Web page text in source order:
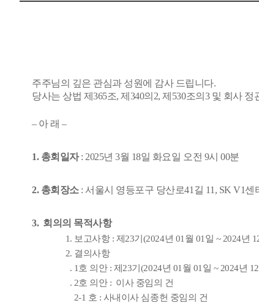
주주님의 깊은 관심과 성원에 감사 드립니다.
당사는 상법 제365조, 제340의2, 제530조의3 및 회사
– 아 래 –
1. 총회일자: 2025년 3월 18일 화요일 오전 9시 00분
2. 총회장소: 서울시 영등포구 당산로41 길 11, SK V1센
3. 회의의 목적사항
1. 보고사항 : 제23기(2024년 01월 01일 ~ 2024년
2. 결의사항
. 1호 의안 : 제23기(2024년 01월 01일 ~ 2024년
. 2호 의안 : 이사 중임의 건
2-1 호 : 사내이사 심종헌 중임의 건